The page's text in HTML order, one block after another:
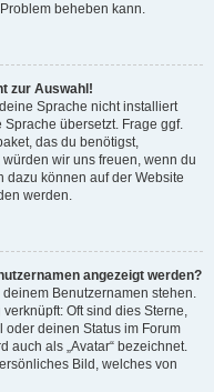
beheben kann.
zur Auswahl!
Sprache nicht installiert
übersetzt. Frage ggf.
das du benötigst,
wir uns freuen, wenn du
dazu können auf der Website
werden.
angezeigt werden?
Benutzernamen stehen.
Oft sind dies Sterne,
oder deinen Status im Forum
auch als „Avatar“ bezeichnet.
Bild, welches von